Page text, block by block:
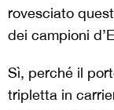
rovesciato
dei campioni
Sì, perché il
tripletta in